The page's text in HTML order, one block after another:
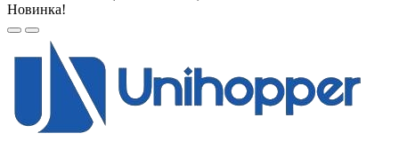
Новинка!